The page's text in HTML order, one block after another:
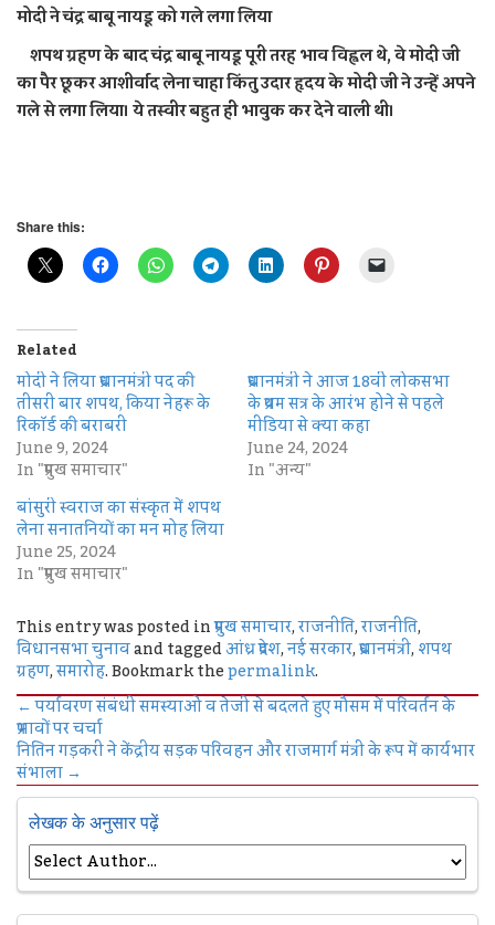
मोदी ने चंद्र बाबू नायडू को गले लगा लिया
शपथ ग्रहण के बाद चंद्र बाबू नायडू पूरी तरह भाव विह्वल थे, वे माेदी जी
का पैर छूकर आशीर्वाद लेना चाहा किंतु उदार हृदय के मोदी जी ने उन्हें अपने
गले से लगा लिया। ये तस्वीर बहुत ही भावुक कर देने वाली थी।
Share this:
Related
मोदी ने लिया प्रधानमंत्री पद की
तीसरी बार शपथ, किया नेहरू के
रिकॉर्ड की बराबरी
June 9, 2024
In "प्रमुख समाचार"
प्रधानमंत्री ने आज 18वीं लोकसभा
के प्रथम सत्र के आरंभ होने से पहले
मीडिया से क्या कहा
June 24, 2024
In "अन्य"
बांसुरी स्वराज का संस्कृत में शपथ
लेना सनातनियों का मन मोह लिया
June 25, 2024
In "प्रमुख समाचार"
This entry was posted inप्रमुख समाचार,राजनीति,राजनीति,
विधानसभा चुनावand taggedआंध्र प्रदेश,नई सरकार,प्रधानमंत्री,शपथ
ग्रहण,समारोह. Bookmark thepermalink.
←पर्यावरण संबंधी समस्याओं व तेजी से बदलते हुए मौसम में परिवर्तन के
प्रभावों पर चर्चा
नितिन गड़करी ने केंद्रीय सड़क परिवहन और राजमार्ग मंत्री के रूप में कार्यभार
संभाला→
लेखक के अनुसार पढ़ें